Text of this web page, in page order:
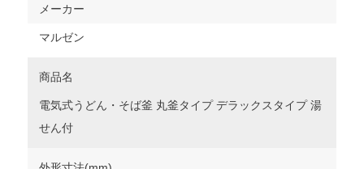
メーカー
マルゼン
商品名
電気式うどん・そば釜 丸釜タイプ デラックスタイプ 湯
せん付